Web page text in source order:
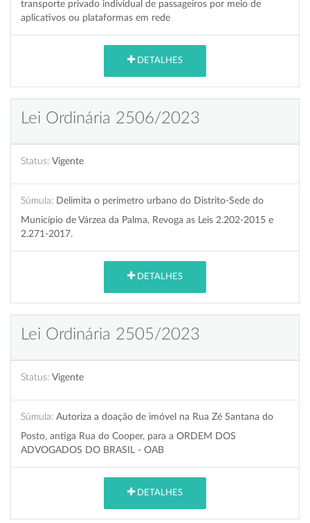
transporte privado individual de passageiros por meio de
aplicativos ou plataformas em rede
DETALHES
Lei Ordinária 2506/2023
Status: Vigente
Súmula: Delimita o perímetro urbano do Distrito-Sede do
Município de Várzea da Palma, Revoga as Leis 2.202-2015 e
2.271-2017.
DETALHES
Lei Ordinária 2505/2023
Status: Vigente
Súmula: Autoriza a doação de imóvel na Rua Zé Santana do
Posto, antiga Rua do Cooper, para a ORDEM DOS
ADVOGADOS DO BRASIL - OAB
DETALHES